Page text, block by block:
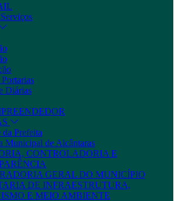
Diárias
da Prefeita
Municipal de Alcântaras
CONTROLADORIA E
GERAL DO MUNICÍPIO
DE INFRAESTRUTURA,
E MEIO AMBIENTE